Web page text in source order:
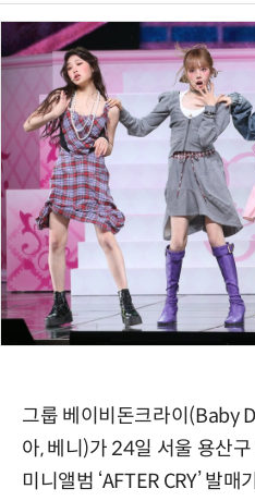
그룹 베이비돈크라이(Baby
아, 베니)가 24일 서울 용산
미니앨범 ‘AFTER CRY’ 발